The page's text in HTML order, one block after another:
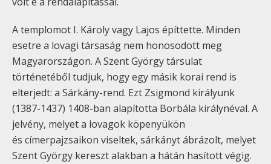
A templomot I. Károly vagy Lajos építtette. Minden
esetre a lovagi társaság nem honosodott meg
Magyarországon. A Szent György társulat
történetéből tudjuk, hogy egy másik korai rend is
elterjedt: a Sárkány-rend. Ezt Zsigmond királyunk
(1387-1437) 1408-ban alapította Borbála királynéval. A
jelvény, melyet a lovagok köpenyükön
és címerpajzsaikon viseltek, sárkányt ábrázolt, melyet
Szent György kereszt alakban a hátán hasított végig.